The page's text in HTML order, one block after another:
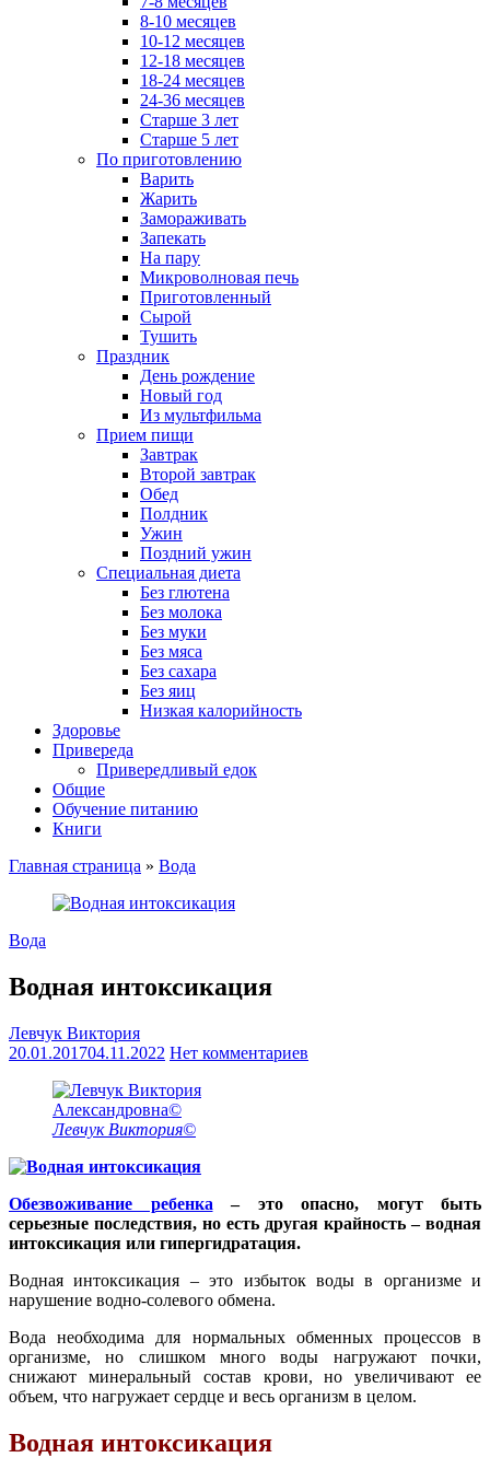
8-10 месяцев
10-12 месяцев
12-18 месяцев
18-24 месяцев
24-36 месяцев
Старше 3 лет
Старше 5 лет
По приготовлению
Варить
Жарить
Замораживать
Запекать
На пару
Микроволновая печь
Приготовленный
Сырой
Тушить
Праздник
День рождение
Новый год
Из мультфильма
Прием пищи
Завтрак
Второй завтрак
Обед
Полдник
Ужин
Поздний ужин
Специальная диета
Без глютена
Без молока
Без муки
Без мяса
Без сахара
Без яиц
Низкая калорийность
Здоровье
Привереда
Привередливый едок
Общие
Обучение питанию
Книги
Главная страница » Вода
Вода
Водная интоксикация
Левчук Виктория
20.01.201704.11.2022 Нет комментариев
Левчук Виктория©
Обезвоживание ребенка – это опасно, могут быть
серьезные последствия, но есть другая крайность – водная
интоксикация или гипергидратация.
Водная интоксикация – это избыток воды в организме и
нарушение водно-солевого обмена.
Вода необходима для нормальных обменных процессов в
организме, но слишком много воды нагружают почки,
снижают минеральный состав крови, но увеличивают ее
объем, что нагружает сердце и весь организм в целом.
Водная интоксикация